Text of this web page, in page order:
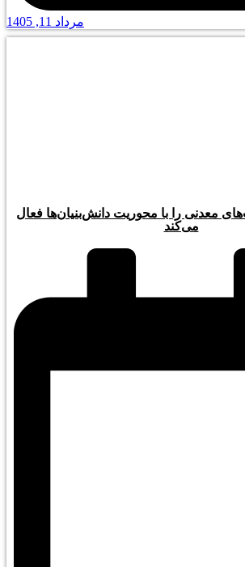
مرداد 11, 1405
معدنی را با محوریت دانش‌بنیان‌ها فعال
می‌کند